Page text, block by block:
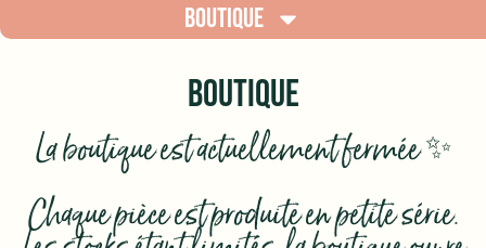
BOUTIQUE
BOUTIQUE
La boutique est actuellement fermée ✨
Chaque pièce est produite en petite série.